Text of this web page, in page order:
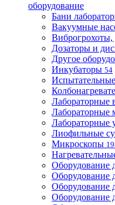
оборудование
Бани
Вакуумные
Дозаторы и
Другое
Инкубаторы 54
Лабораторные
Лабораторные
Лабораторные
Лиофильные
Микроскопы
Оборудование
Оборудование
Оборудование
Оборудование